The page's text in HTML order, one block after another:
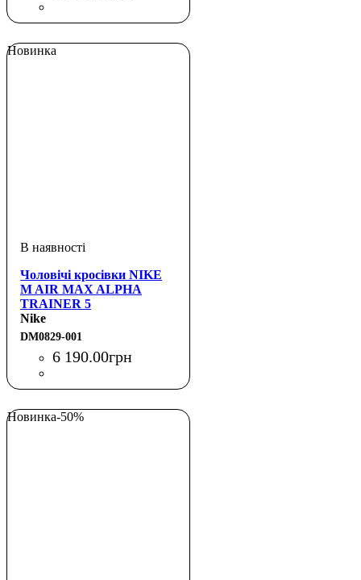
Новинка
Чоловічі кросівки NIKE
M AIR MAX ALPHA
TRAINER 5
Nike
DM0829-001
6 190.00грн
Новинка-50%